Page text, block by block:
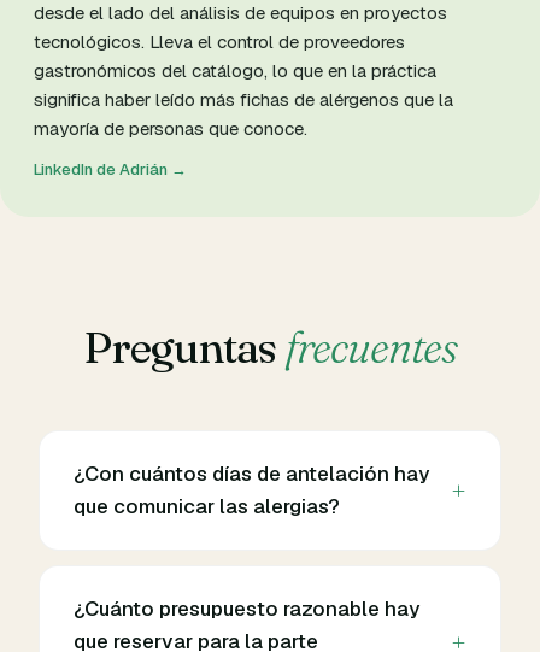
desde el lado del análisis de equipos en proyectos
tecnológicos. Lleva el control de proveedores
gastronómicos del catálogo, lo que en la práctica
significa haber leído más fichas de alérgenos que la
mayoría de personas que conoce.
LinkedIn de Adrián →
Preguntas frecuentes
¿Con cuántos días de antelación hay
que comunicar las alergias?
¿Cuánto presupuesto razonable hay
que reservar para la parte